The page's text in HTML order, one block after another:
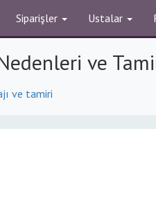
Siparişler Ustalar
ve
ve tamiri